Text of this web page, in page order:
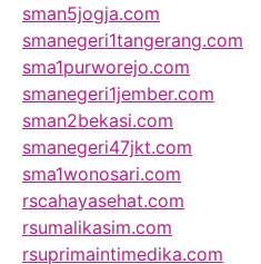
sman5jogja.com
smanegeri1tangerang.com
sma1purworejo.com
smanegeri1jember.com
sman2bekasi.com
smanegeri47jkt.com
sma1wonosari.com
rscahayasehat.com
rsumalikasim.com
rsuprimaintimedika.com